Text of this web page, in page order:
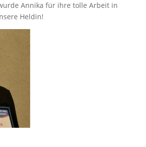
Annika für ihre tolle Arbeit in
Heldin!